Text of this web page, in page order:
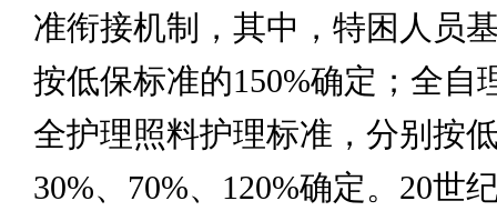
准衔接机制，其中，特困人员
按低保标准的150%确定；全自
全护理照料护理标准，分别按
30%、70%、120%确定。20世